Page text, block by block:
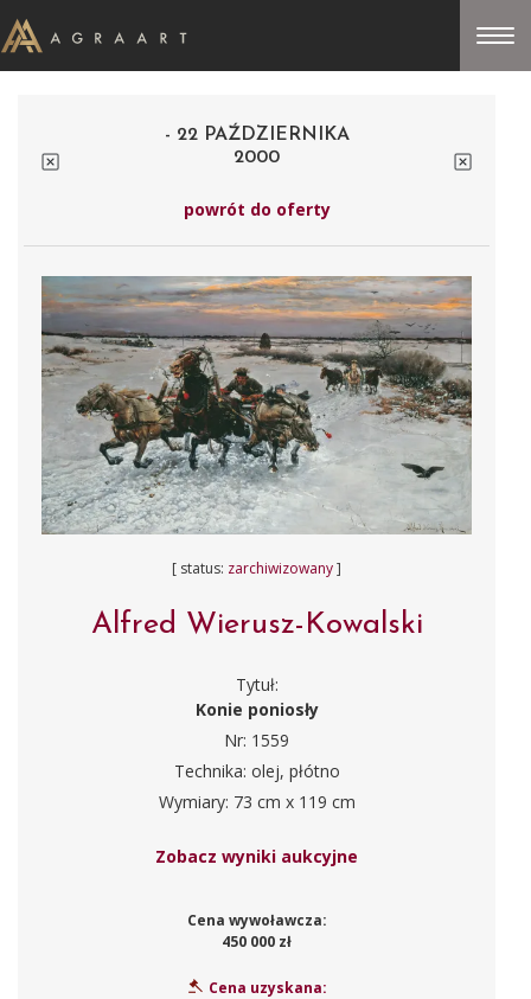
- 22 PAŹDZIERNIKA
2000
powrót do oferty
[ status: zarchiwizowany]
Alfred Wierusz-Kowalski
Tytuł:
Konie poniosły
Nr: 1559
Technika: olej, płótno
Wymiary: 73 cm x 119 cm
Zobacz wyniki aukcyjne
Cena wywoławcza:
450 000 zł
Cena uzyskana: